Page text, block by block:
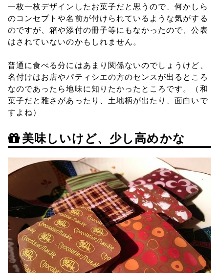
一枚一枚デザインしたお菓子だと思うので、何かしら
のコンセプトや名前が付けられているような気がする
のですが、箱や添付の冊子等にもなかったので、公表
はされていないのかもしれません。
普通に食べる分にはあまり関係ないのでしょうけど、
名付けはお店やパティシエの方のセンスが出るところ
なのであったら地味に知りたかったところです。（和
菓子だと雅さがあったり、土地柄が出たり、面白いで
すよね）
美味しいけど、少し高めかな